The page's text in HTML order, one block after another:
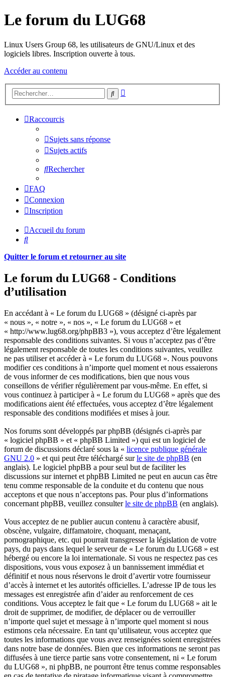
Le forum du LUG68
Linux Users Group 68, les utilisateurs de GNU/Linux et des
logiciels libres. Inscription ouverte à tous.
Accéder au contenu
Rechercher
Raccourcis
Sujets sans réponse
Sujets actifs
Rechercher
FAQ
Connexion
Inscription
Accueil du forum
Rechercher
Quitter le forum et retourner au site
Le forum du LUG68 - Conditions
d’utilisation
En accédant à « Le forum du LUG68 » (désigné ci-après par
« nous », « notre », « nos », « Le forum du LUG68 » et
« http://www.lug68.org/phpBB3 »), vous acceptez d’être légalement
responsable des conditions suivantes. Si vous n’acceptez pas d’être
légalement responsable de toutes les conditions suivantes, veuillez
ne pas utiliser et accéder à « Le forum du LUG68 ». Nous pouvons
modifier ces conditions à n’importe quel moment et nous essaierons
de vous informer de ces modifications, bien que nous vous
conseillons de vérifier régulièrement par vous-même. En effet, si
vous continuez à participer à « Le forum du LUG68 » après que des
modifications aient été effectuées, vous acceptez d’être légalement
responsable des conditions modifiées et mises à jour.
Nos forums sont développés par phpBB (désignés ci-après par
« logiciel phpBB » et « phpBB Limited ») qui est un logiciel de
forum de discussions déclaré sous la « licence publique générale
GNU 2.0 » et qui peut être téléchargé surle site de phpBB (en
anglais). Le logiciel phpBB a pour seul but de faciliter les
discussions sur internet et phpBB Limited ne peut en aucun cas être
tenu comme responsable de la conduite et du contenu que nous
acceptons et que nous n’acceptons pas. Pour plus d’informations
concernant phpBB, veuillez consulterle site de phpBB (en anglais).
Vous acceptez de ne publier aucun contenu à caractère abusif,
obscène, vulgaire, diffamatoire, choquant, menaçant,
pornographique, etc. qui pourrait transgresser la législation de votre
pays, du pays dans lequel le serveur de « Le forum du LUG68 » est
hébergé ou encore la loi internationale. Si vous ne respectez pas ces
dispositions, vous vous exposez à un bannissement immédiat et
définitif et nous nous réservons le droit d’avertir votre fournisseur
d’accès à internet et les autorités officielles. L’adresse IP de tous les
messages est enregistrée afin d’aider au renforcement de ces
conditions. Vous acceptez le fait que « Le forum du LUG68 » ait le
droit de supprimer, de modifier, de déplacer ou de verrouiller
n’importe quel sujet et message à n’importe quel moment si nous
estimons cela nécessaire. En tant qu’utilisateur, vous acceptez que
toutes les informations que vous avez renseignées soient enregistrées
dans notre base de données. Bien que ces informations ne seront pas
diffusées à une tierce partie sans votre consentement, ni « Le forum
du LUG68 », ni phpBB, ne pourront être tenus comme responsables